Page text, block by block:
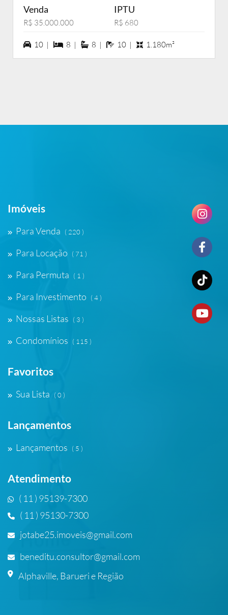
Venda
R$ 35.000.000
IPTU
R$ 680
10 vagas na garagem
10 | 8 dormiórios
8 | 8 suítes
8 | 10 banheiros
10 | 1.180m²
Imóveis
Para Venda ( 220 )
Para Locação ( 71 )
Para Permuta ( 1 )
Para Investimento ( 4 )
Nossas Listas ( 3 )
Condomínios ( 115 )
Favoritos
Sua Lista ( 0 )
Lançamentos
Lançamentos ( 5 )
Atendimento
( 11 ) 95139-7300
( 11 ) 95130-7300
jotabe25.imoveis@gmail.com
beneditu.consultor@gmail.com
Alphaville, Barueri e Região